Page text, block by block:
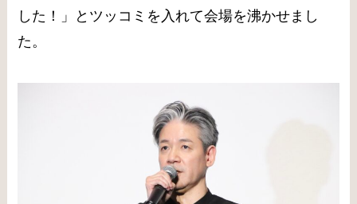
した！」とツッコミを入れて会場を沸かせまし
た。